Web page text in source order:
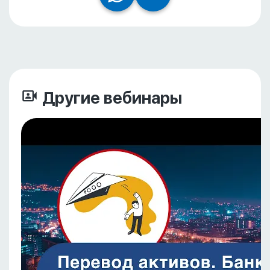
Другие вебинары